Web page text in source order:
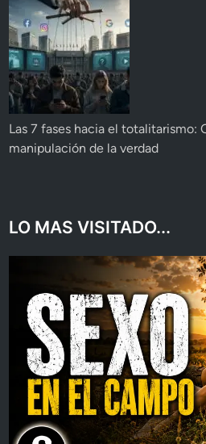
Las 7 fases hacia el totalitarismo:
manipulación de la verdad
LO MAS VISITADO...